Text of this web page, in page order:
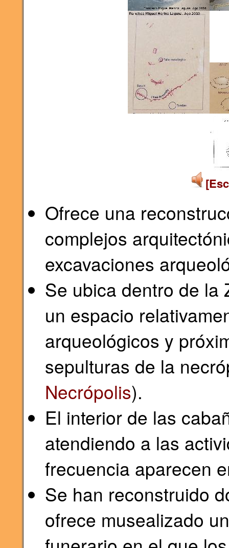
Ofrece una
complejos
excavaciones
Se ubica dentro de la
un espacio
arqueológicos y
sepulturas de la
Necrópolis).
El interior de las
atendiendo a las
frecuencia aparecen
Se han reconstruido
ofrece musealizado